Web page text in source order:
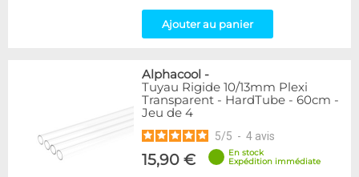
Ajouter au panier
Alphacool -
Tuyau Rigide 10/13mm Plexi
Transparent - HardTube - 60cm -
Jeu de 4
5/5 - 4 avis
15,90 €
En stock
Expédition immédiate